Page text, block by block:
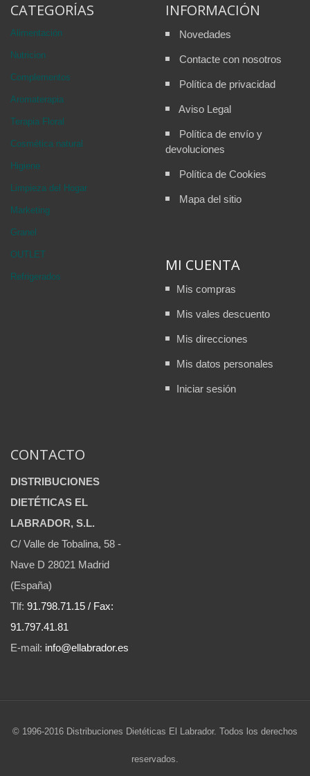
CATEGORÍAS
Alimentación
Nutricion
Complementos
Aromaterapia
Terapia Floral
Cosmética natural
Higiene
Limpieza del Hogar
Marketing
Granel
OUTLET
Refrigerados
INFORMACIÓN
Novedades
Contacte con nosotros
Política de privacidad
Aviso Legal
Política de envío y
devoluciones
Política de Cookies
Mapa del sitio
MI CUENTA
Mis compras
Mis vales descuento
Mis direcciones
Mis datos personales
Iniciar sesión
CONTACTO
DISTRIBUCIONES
DIETÉTICAS EL
LABRADOR, S.L.
C/ Valle de Tobalina, 58 -
Nave D 28021 Madrid
(España)
Tlf: 91.798.71.15 / Fax:
91.797.41.81
E-mail: info@ellabrador.es
© 1996-2016 Distribuciones Dietéticas El Labrador. Todos los derechos
reservados.